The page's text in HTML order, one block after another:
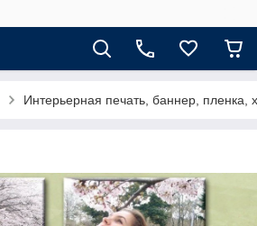
Интерьерная печать, баннер, пленка,